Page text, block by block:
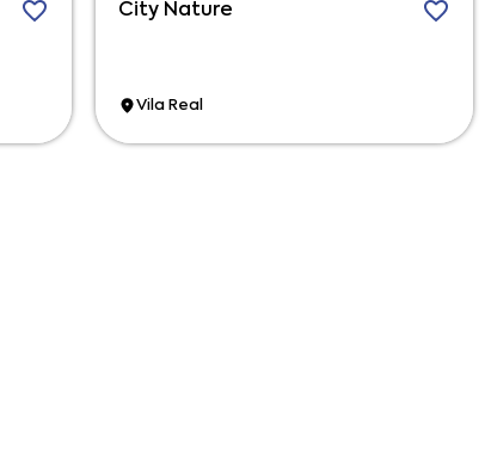
City Nature
Vila Real